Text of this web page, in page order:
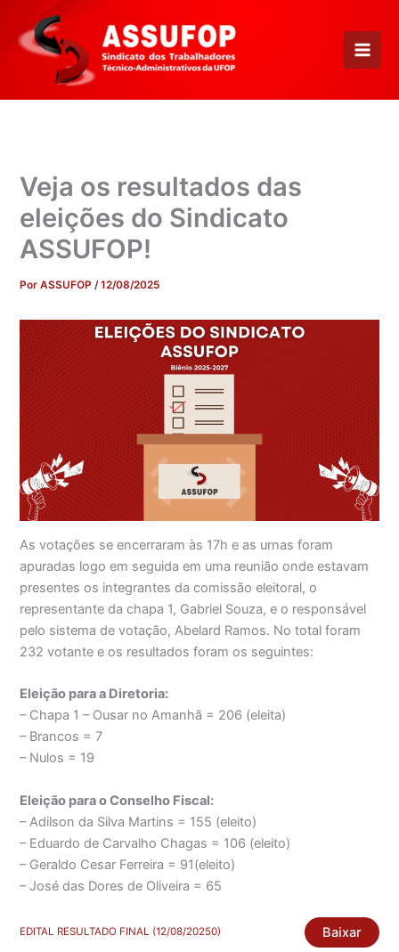
para
conteúdo
Veja os resultados das
eleições do Sindicato
ASSUFOP!
PorASSUFOP/12/08/2025
As votações se encerraram às 17h e as urnas foram
apuradas logo em seguida em uma reunião onde estavam
presentes os integrantes da comissão eleitoral, o
representante da chapa 1, Gabriel Souza, e o responsável
pelo sistema de votação, Abelard Ramos. No total foram
232 votante e os resultados foram os seguintes:
Eleição para a Diretoria:
– Chapa 1 – Ousar no Amanhã = 206 (eleita)
– Brancos = 7
– Nulos = 19
Eleição para o Conselho Fiscal:
– Adilson da Silva Martins = 155 (eleito)
– Eduardo de Carvalho Chagas = 106 (eleito)
– Geraldo Cesar Ferreira = 91(eleito)
– José das Dores de Oliveira = 65
EDITAL RESULTADO FINAL (12/08/20250) Baixar